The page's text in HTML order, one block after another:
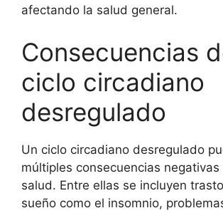
afectando la salud general.
Consecuencias
ciclo circadiano
desregulado
Un ciclo circadiano desregulado
múltiples consecuencias negativas
salud. Entre ellas se incluyen
sueño como el insomnio,